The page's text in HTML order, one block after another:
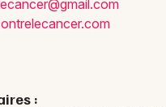
ecancer@gmail.com
trelecancer.com
: